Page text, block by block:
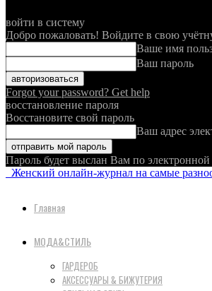
войти в систему
Добро пожаловать! Войдите в свою
Ваше имя
Ваш пароль
Forgot your password? Get help
восстановление пароля
Восстановите свой пароль
Ваш адрес
Пароль будет выслан Вам по электронной
Женский онлайн-журнал на самые
Главная
МОДА&СТИЛЬ
ГАРДЕРОБ
АКСЕССУАРЫ & БИЖУТЕРИЯ